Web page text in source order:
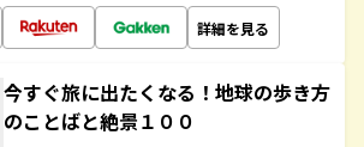
詳細を見る
今すぐ旅に出たくなる！地球の歩き方
のことばと絶景１００